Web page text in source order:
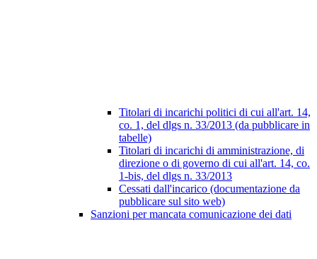
Titolari di incarichi politici di cui all'art. 14,
co. 1, del dlgs n. 33/2013 (da pubblicare in
tabelle)
Titolari di incarichi di amministrazione, di
direzione o di governo di cui all'art. 14, co.
1-bis, del dlgs n. 33/2013
Cessati dall'incarico (documentazione da
pubblicare sul sito web)
Sanzioni per mancata comunicazione dei dati